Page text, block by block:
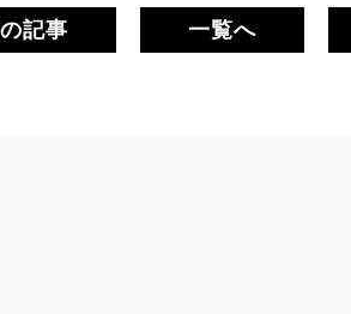
記事 一覧へ